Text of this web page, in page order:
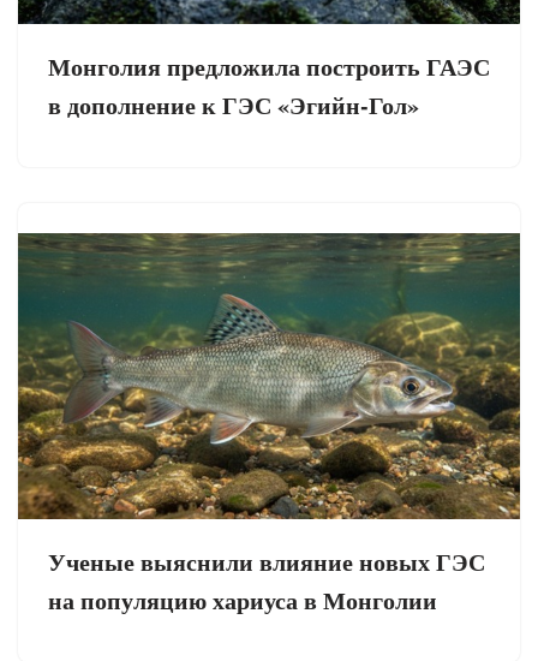
Монголия предложила построить ГАЭС
в дополнение к ГЭС «Эгийн-Гол»
Ученые выяснили влияние новых ГЭС
на популяцию хариуса в Монголии